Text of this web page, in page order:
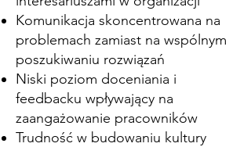
Komunikacja skoncentrowana na
problemach zamiast na wspólnym
poszukiwaniu rozwiązań
Niski poziom doceniania i
feedbacku wpływający na
zaangażowanie pracowników
Trudność w budowaniu kultury